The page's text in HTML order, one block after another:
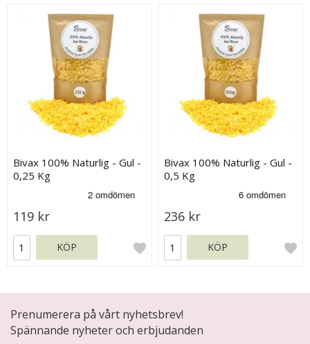
Bivax 100% Naturlig - Gul -
0,25 Kg
119 kr
KÖP
Bivax 100% Naturlig - Gul -
0,5 Kg
236 kr
KÖP
Prenumerera på vårt nyhetsbrev!
Spännande nyheter och erbjudanden